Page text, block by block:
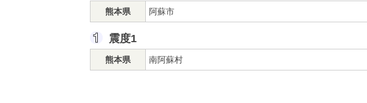
熊本県 阿蘇市
震度1
熊本県 南阿蘇村